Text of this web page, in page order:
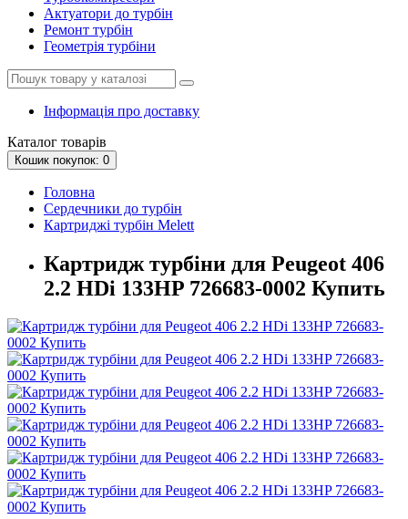
Актуатори до турбін
Ремонт турбін
Геометрія турбіни
Інформація про доставку
Каталог товарів
Кошик покупок: 0
Головна
Сердечники до турбін
Картриджі турбін Melett
Картридж турбіни для Peugeot 406
2.2 HDi 133HP 726683-0002 Купить